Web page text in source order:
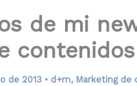
de mi
contenidos
de 2013 • d+m, Marketing de